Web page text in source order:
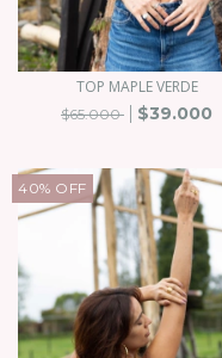
TOP MAPLE VERDE
$65.000 $39.000
40% OFF